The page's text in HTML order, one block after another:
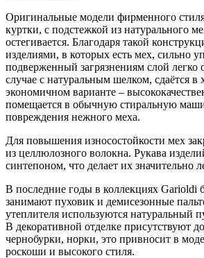
Оригинальные модели фирменного
куртки, c подстежкой из натурального
остегивается. Благодаря такой
изделиями, в которых есть мех, сильно
подверженный загрязнениям слой легко
случае с натуральным шелком, сдаётся в
экономичном варианте –
помещается в обычную стиральную
повреждения нежного меха.
Для повышения износостойкости мех
из целлюлозного волокна. Рукава
синтепоном, что делает их значительно
В последние годы в коллекциях Garioldi
занимают пуховик и демисезонные
утеплителя используются натуральный
В декоративной отделке присутствуют
чернобурки, норки, это привносит в
роскоши и высокого стиля.